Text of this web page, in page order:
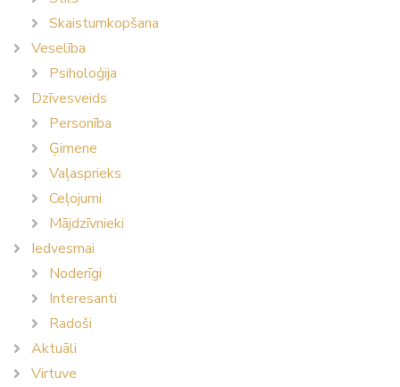
Skaistumkopšana
Veselība
Psiholoģija
Dzīvesveids
Personība
Ģimene
Vaļasprieks
Ceļojumi
Mājdzīvnieki
Iedvesmai
Noderīgi
Interesanti
Radoši
Aktuāli
Virtuve